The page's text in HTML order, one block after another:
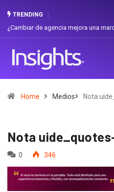
TRENDING
¿Cambiar de agencia mejora una
Home Medios Nota
Nota
0 346